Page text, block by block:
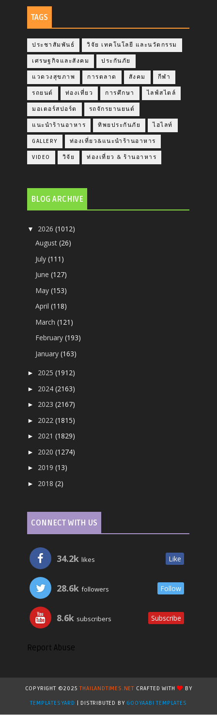
TAGS
ประชาสัมพันธ์ วิจัย เทคโนโลยี และนวัตกรรม
เศรษฐกิจและสังคม ประกันภัย
แวดวงสุขภาพ การตลาด สังคม กีฬา
รถยนต์ ท่องเที่ยว การศึกษา ไลฟ์สไตล์
มอเตอร์สปอร์ต รถจักรยานยนต์
แนะนำร้านอาหาร ทิพยประกันภัย ไฮไลท์
GALLERY ท่องเที่ยว&แนะนำร้านอาหาร
VIDEO วิจัย ท่องเที่ยว & ร้านอาหาร
BLOG ARCHIVE
▼ 2026(1012)
August(26)
July(111)
June(127)
May(153)
April(118)
March(121)
February(193)
January(163)
► 2025(1912)
► 2024(2163)
► 2023(2167)
► 2022(1815)
► 2021(1829)
► 2020(1274)
► 2019(13)
► 2018(2)
CONNECT WITH US
34.2k likes Like
28.6k followers Follow
8.6k subscribers Subscribe
Report Abuse
COPYRIGHT ©2025THAILANDTIMES.NETCRAFTED WITH
BY
TEMPLATESYARD
| DISTRIBUTED BY GOOYAABI TEMPLATES